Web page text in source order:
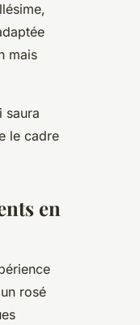
mais
saura
le cadre
en
rosé